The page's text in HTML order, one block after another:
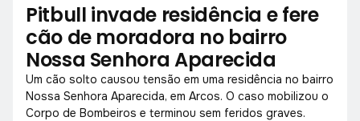
Pitbull invade residência e fere
cão de moradora no bairro
Nossa Senhora Aparecida
Um cão solto causou tensão em uma residência no bairro
Nossa Senhora Aparecida, em Arcos. O caso mobilizou o
Corpo de Bombeiros e terminou sem feridos graves.